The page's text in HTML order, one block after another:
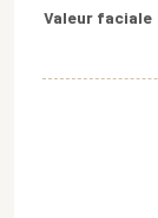
Valeur faciale